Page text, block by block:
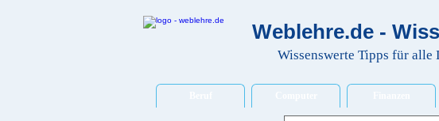
Weblehre.de -
Wissenswerte Tipps für alle